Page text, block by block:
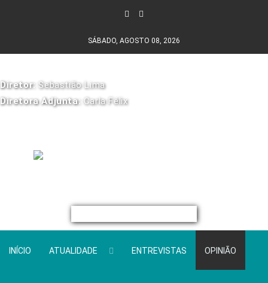
SÁBADO, AGOSTO 08, 2026
Diretor: Sebastião Lima
Diretora Adjunta: Carla Félix
INÍCIO ATUALIDADE ENTREVISTAS OPINIÃO